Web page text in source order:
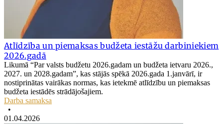
Atlīdzība un piemaksas budžeta iestāžu darbiniekiem
2026.gadā
Likumā “Par valsts budžetu 2026.gadam un budžeta ietvaru 2026.,
2027. un 2028.gadam”, kas stājās spēkā 2026.gada 1.janvārī, ir
nostiprinātas vairākas normas, kas ietekmē atlīdzību un piemaksas
budžeta iestādēs strādājošajiem.
Darba samaksa
•
01.04.2026